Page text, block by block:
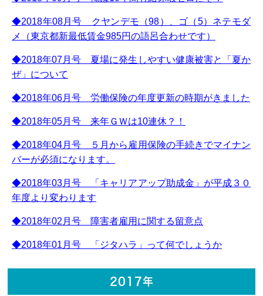
◆2018年08月号 クヤンデモ（98）、ゴ（5）ネテモダ
メ（東京都新最低賃金985円の語呂合わせです）
◆2018年07月号 夏場に発生しやすい健康被害と「夏か
ぜ」について
◆2018年06月号 労働保険の年度更新の時期がきました
◆2018年05月号 来年ＧＷは10連休？！
◆2018年04月号 ５月から雇用保険の手続きでマイナン
バーが必須になります。
◆2018年03月号 「キャリアアップ助成金」が平成３０
年度より変わります
◆2018年02月号 障害者雇用に関する留意点
◆2018年01月号 「ジタハラ」って何でしょうか
2017年